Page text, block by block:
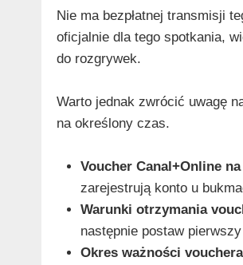
Nie ma bezpłatnej transmisji
oficjalnie dla tego spotkania,
do rozgrywek.
Warto jednak zwrócić uwagę
na określony czas.
Voucher Canal+Online
zarejestrują konto u
Warunki otrzymania
następnie postaw
Okres ważności